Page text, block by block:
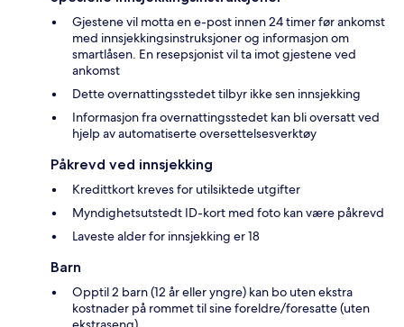
Gjestene vil motta en e-post innen 24 timer før ankomst
med innsjekkingsinstruksjoner og informasjon om
smartlåsen. En resepsjonist vil ta imot gjestene ved
ankomst
Dette overnattingsstedet tilbyr ikke sen innsjekking
Informasjon fra overnattingsstedet kan bli oversatt ved
hjelp av automatiserte oversettelsesverktøy
Påkrevd ved innsjekking
Kredittkort kreves for utilsiktede utgifter
Myndighetsutstedt ID-kort med foto kan være påkrevd
Laveste alder for innsjekking er 18
Barn
Opptil 2 barn (12 år eller yngre) kan bo uten ekstra
kostnader på rommet til sine foreldre/foresatte (uten